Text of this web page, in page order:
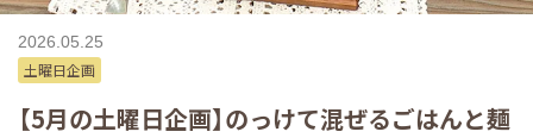
2026.05.25
土曜日企画
【5月の土曜日企画】のっけて混ぜるごはんと麺